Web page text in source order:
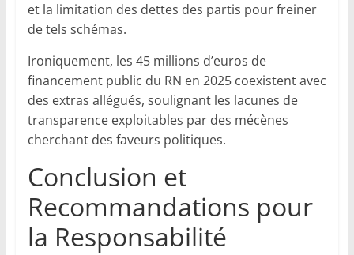
et la limitation des dettes des partis pour freiner
de tels schémas.
Ironiquement, les 45 millions d’euros de
financement public du RN en 2025 coexistent avec
des extras allégués, soulignant les lacunes de
transparence exploitables par des mécènes
cherchant des faveurs politiques.
Conclusion et
Recommandations pour
la Responsabilité